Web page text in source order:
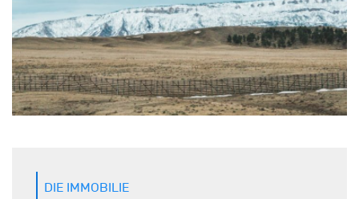
DIE IMMOBILIE